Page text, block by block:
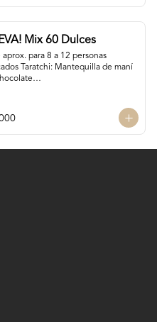
Blanco
Mix 60 Dulces
aprox. para 8 a 12 personas
Taratchi: Mantequilla de maní
12 Mini Galletones de Chocolate
8 Mini Brownies: Con topping de
blanco y Nutella con nueces